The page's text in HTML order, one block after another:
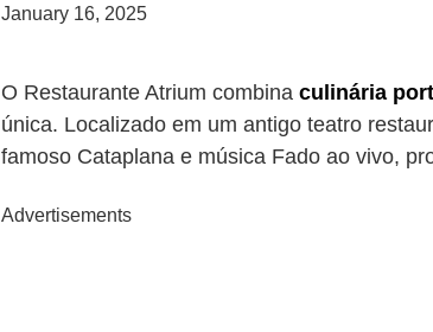
January 16, 2025
O Restaurante Atrium combina culinária
única. Localizado em um antigo teatro
famoso Cataplana e música Fado ao vivo,
Advertisements